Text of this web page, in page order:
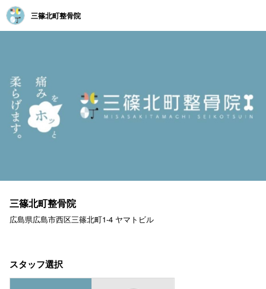
三篠北町整骨院
三篠北町整骨院
広島県広島市西区三篠北町1-4 ヤマトビル
スタッフ選択